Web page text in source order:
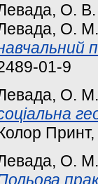
О. В.
О. М.
01-9
О. М.
О. М.